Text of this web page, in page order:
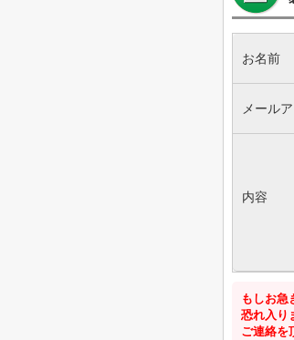
お名前
メール
内容
もしお急
恐れ入り
ご連絡を